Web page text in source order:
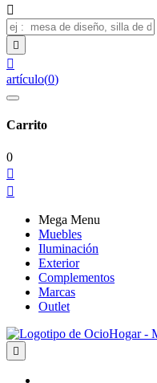



artículo(0)
Carrito
0


Mega Menu
Muebles
Iluminación
Exterior
Complementos
Marcas
Outlet
